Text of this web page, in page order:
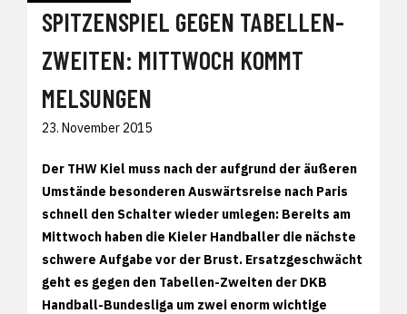
SPITZENSPIEL GEGEN TABELLEN-
ZWEITEN: MITTWOCH KOMMT
MELSUNGEN
23. November 2015
Der THW Kiel muss nach der aufgrund der äußeren
Umstände besonderen Auswärtsreise nach Paris
schnell den Schalter wieder umlegen: Bereits am
Mittwoch haben die Kieler Handballer die nächste
schwere Aufgabe vor der Brust. Ersatzgeschwächt
geht es gegen den Tabellen-Zweiten der DKB
Handball-Bundesliga um zwei enorm wichtige